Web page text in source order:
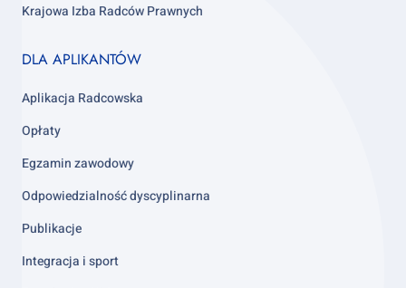
Krajowa Izba Radców Prawnych
Footer
3
DLA APLIKANTÓW
Aplikacja Radcowska
Opłaty
Egzamin zawodowy
Odpowiedzialność dyscyplinarna
Publikacje
Integracja i sport